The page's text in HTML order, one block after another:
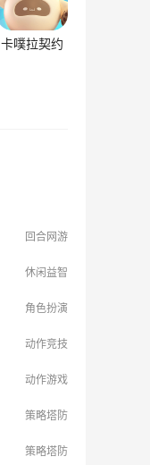
卡噗拉契约
回合网游
休闲益智
角色扮演
动作竞技
动作游戏
策略塔防
策略塔防